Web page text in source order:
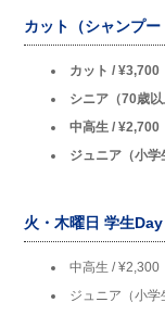
カット（シャンプー
カット / ¥3,700
シニア（70歳
中高生 / ¥2,700
ジュニア（小
火・木曜日 学生Day
中高生 / ¥2,300
ジュニア（小